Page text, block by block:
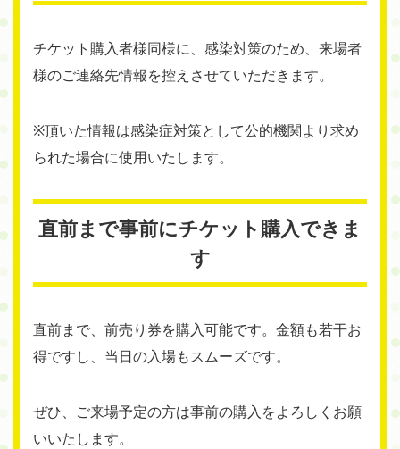
チケット購入者様同様に、感染対策のため、来場者
様のご連絡先情報を控えさせていただきます。
※頂いた情報は感染症対策として公的機関より求め
られた場合に使用いたします。
直前まで事前にチケット購入できま
す
直前まで、前売り券を購入可能です。金額も若干お
得ですし、当日の入場もスムーズです。
ぜひ、ご来場予定の方は事前の購入をよろしくお願
いいたします。